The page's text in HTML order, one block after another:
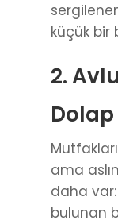
küçük bir
2.
Dolap
ama
daha
bulunan